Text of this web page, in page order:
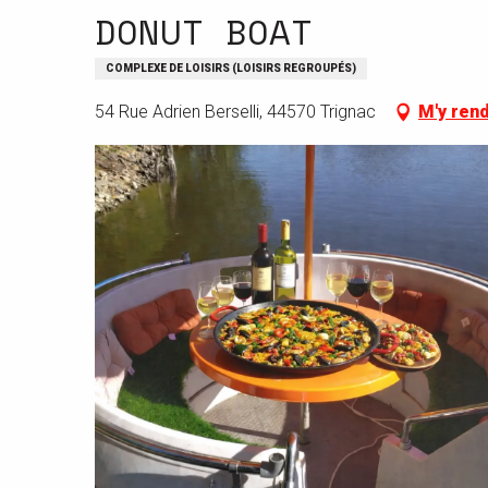
DONUT BOAT
COMPLEXE DE LOISIRS (LOISIRS REGROUPÉS)
54 Rue Adrien Berselli, 44570 Trignac M'y